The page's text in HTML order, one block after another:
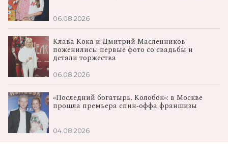
06.08.2026
Клава Кока и Дмитрий Масленников
поженились: первые фото со свадьбы и
детали торжества
06.08.2026
«Последний богатырь. Колобок»: в Москве
прошла премьера спин‑оффа франшизы
04.08.2026